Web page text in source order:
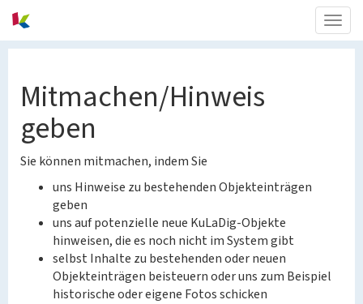
Mitmachen/Hinweis
geben
Sie können mitmachen, indem Sie
uns Hinweise zu bestehenden Objekteinträgen
geben
uns auf potenzielle neue KuLaDig-Objekte
hinweisen, die es noch nicht im System gibt
selbst Inhalte zu bestehenden oder neuen
Objekteinträgen beisteuern oder uns zum Beispiel
historische oder eigene Fotos schicken